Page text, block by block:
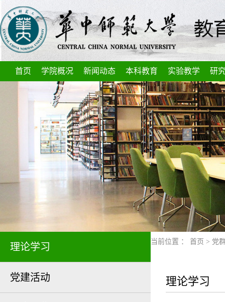
首页 学院概况 新闻动态 本科教育 实验教学 研
理论学习
党建活动
当前位置 ： 首页 > 党
理论学习